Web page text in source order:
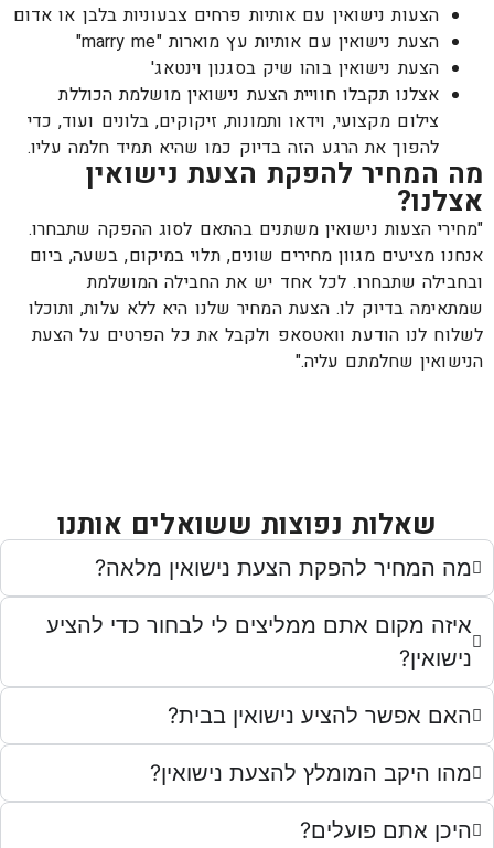
הצעות נישואין עם אותיות פרחים צבעוניות בלבן או אדום
הצעת נישואין עם אותיות עץ מוארות "marry me"
הצעת נישואין בוהו שיק בסגנון וינטאג'
אצלנו תקבלו חוויית הצעת נישואין מושלמת הכוללת
צילום מקצועי, וידאו ותמונות, זיקוקים, בלונים ועוד, כדי
להפוך את הרגע הזה בדיוק כמו שהיא תמיד חלמה עליו.
מה המחיר להפקת הצעת נישואין
אצלנו?
"מחירי הצעות נישואין משתנים בהתאם לסוג ההפקה שתבחרו.
אנחנו מציעים מגוון מחירים שונים, תלוי במיקום, בשעה, ביום
ובחבילה שתבחרו. לכל אחד יש את החבילה המושלמת
שמתאימה בדיוק לו. הצעת המחיר שלנו היא ללא עלות, ותוכלו
לשלוח לנו הודעת וואטסאפ ולקבל את כל הפרטים על הצעת
הנישואין שחלמתם עליה."
שאלות נפוצות ששואלים אותנו
מה המחיר להפקת הצעת נישואין מלאה?
איזה מקום אתם ממליצים לי לבחור כדי להציע
נישואין?
האם אפשר להציע נישואין בבית?
מהו היקב המומלץ להצעת נישואין?
היכן אתם פועלים?